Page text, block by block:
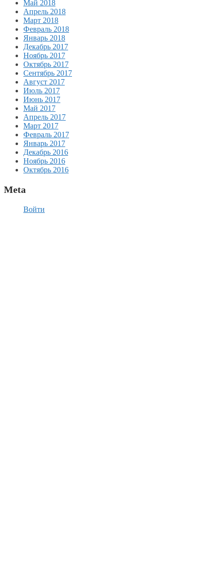
Май 2018
Апрель 2018
Март 2018
Февраль 2018
Январь 2018
Декабрь 2017
Ноябрь 2017
Октябрь 2017
Сентябрь 2017
Август 2017
Июль 2017
Июнь 2017
Май 2017
Апрель 2017
Март 2017
Февраль 2017
Январь 2017
Декабрь 2016
Ноябрь 2016
Октябрь 2016
Meta
Войти